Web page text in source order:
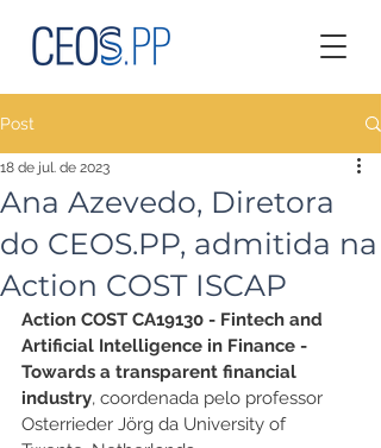
Post
Ana Azevedo, Diretora
do CEOS.PP, admitida na
Action COST ISCAP
18 de jul. de 2023
Action COST CA19130 - Fintech and
Artificial Intelligence in Finance -
Towards a transparent financial
industry, coordenada pelo professor
Osterrieder Jörg da University of